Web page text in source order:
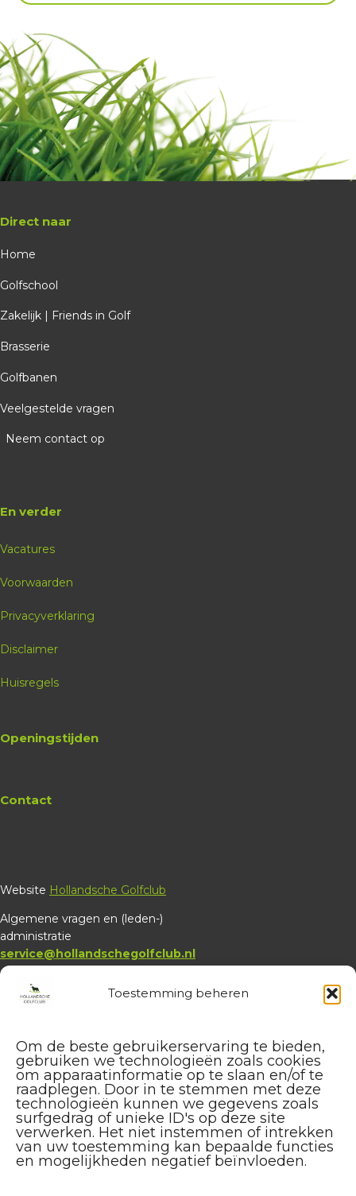
Toestemming beheren
Om de beste gebruikerservaring te bieden,
gebruiken we technologieën zoals cookies
om apparaatinformatie op te slaan en/of te
raadplegen. Door in te stemmen met deze
technologieën kunnen we gegevens zoals
surfgedrag of unieke ID's op deze site
verwerken. Het niet instemmen of intrekken
van uw toestemming kan bepaalde functies
en mogelijkheden negatief beïnvloeden.
Direct naar
Home
Golfschool
Zakelijk | Friends in Golf
Brasserie
Golfbanen
Veelgestelde vragen
Neem contact op
En verder
Vacatures
Voorwaarden
Privacyverklaring
Disclaimer
Huisregels
Openingstijden
Contact
Website Hollandsche Golfclub
Algemene vragen en (leden-)
administratie
service@hollandschegolfclub.nl
Vragen aan de
Golfschool
over Golfstart, Themalessen, etc.
Vragen aanSales & Events:
085 – 44 44 455
sales@hollandschegolfclub.nl
Vragen overHandicap of Golfregels:
handicap@hollandschegolfclub.nl